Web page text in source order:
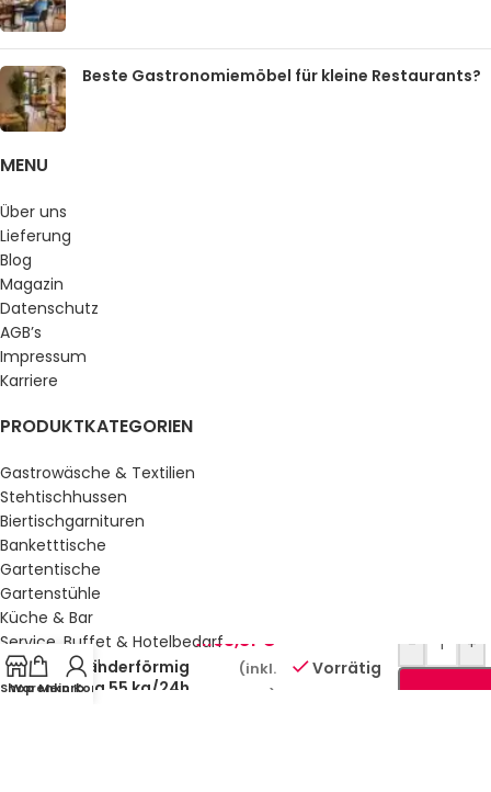
Beste Gastronomiemöbel für kleine Restaurants?
MENU
Über uns
Lieferung
Blog
Magazin
Datenschutz
AGB’s
Impressum
Karriere
PRODUKTKATEGORIEN
Gastrowäsche & Textilien
Stehtischhussen
Biertischgarnituren
Banketttische
Gartentische
Gartenstühle
Küche & Bar
Service, Buffet & Hotelbedarf
Gastromöbel
Schulmöbel
Shop
Warenkorb
Mein Konto
Eisbereiter
Luftkühlung
Eis
zylinderförmig
22 g 55 kg/24h
4.163,81 €
(inkl.
MwSt.)
Vorrätig
- +